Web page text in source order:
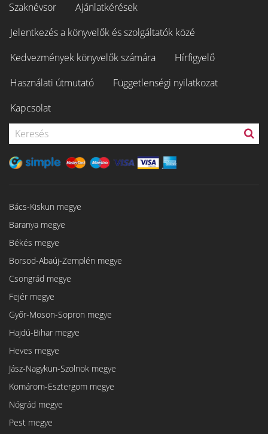
Szaknévsor
Ajánlatkérések
Jelentkezés a könyvelők és szolgáltatók közé
Kedvezmények könyvelők számára
Hírfigyelő
Használati útmutató
Függetlenségi nyilatkozat
Kapcsolat
Bács-Kiskun megye
Baranya megye
Békés megye
Borsod-Abaúj-Zemplén megye
Csongrád megye
Fejér megye
Győr-Moson-Sopron megye
Hajdú-Bihar megye
Heves megye
Jász-Nagykun-Szolnok megye
Komárom-Esztergom megye
Nógrád megye
Pest megye